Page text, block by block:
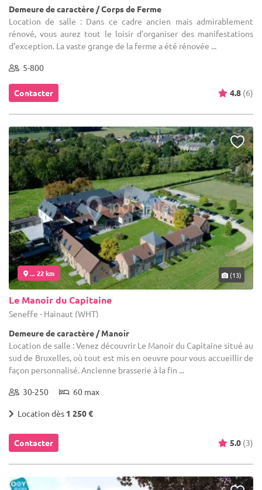
Demeure de caractère / Corps de Ferme
Location de salle : Dans ce cadre ancien mais admirablement
rénové, vous aurez tout le loisir d’organiser des manifestations
d’exception. La vaste grange de la ferme a été rénovée ...
5-800
Contacter 4.8 (6)
... 22 km (13)
Le Manoir du Capitaine
Seneffe - Hainaut (WHT)
Demeure de caractère / Manoir
Location de salle : Venez découvrir Le Manoir du Capitaine situé au
sud de Bruxelles, où tout est mis en oeuvre pour vous accueillir de
façon personnalisé. Ancienne brasserie à la fin ...
30-250 60 max
Location dès 1 250 €
Contacter 5.0 (3)